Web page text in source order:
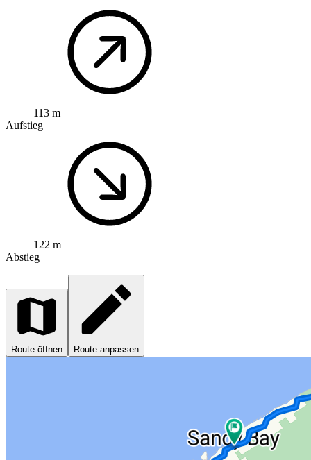
113 m
Aufstieg
122 m
Abstieg
Route öffnen Route anpassen